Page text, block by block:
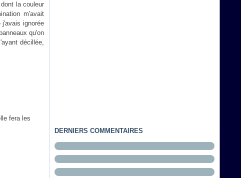
la couleur
m'avait
j'avais ignorée
qu'on
décillée,
fera les
DERNIERS COMMENTAIRES